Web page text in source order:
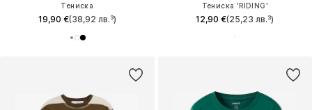
Тениска
19,90 €(38,92 лв.³)
Тениска 'RIDING'
12,90 €(25,23 лв.³)